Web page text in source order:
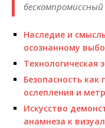
Наследие и
осознанному
Технологическая
Безопасность
ослепления и
Искусство
анамнеза к